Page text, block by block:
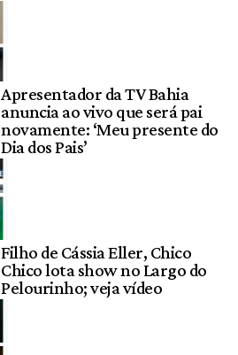
Apresentador da TV Bahia
anuncia ao vivo que será pai
novamente: ‘Meu presente do
Dia dos Pais’
Filho de Cássia Eller, Chico
Chico lota show no Largo do
Pelourinho; veja vídeo